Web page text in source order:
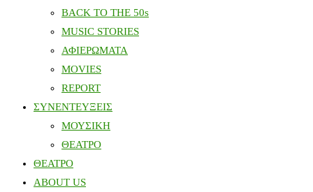
BACK TO THE 50s
MUSIC STORIES
ΑΦΙΕΡΩΜΑΤΑ
MOVIES
REPORT
ΣΥΝΕΝΤΕΥΞΕΙΣ
ΜΟΥΣΙΚΗ
ΘΕΑΤΡΟ
ΘΕΑΤΡΟ
ABOUT US